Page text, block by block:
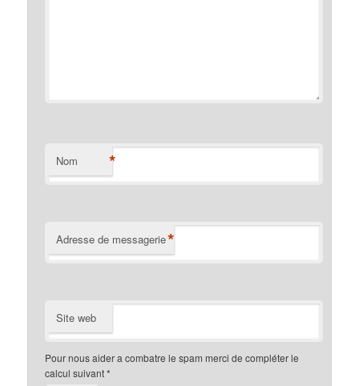
Nom *
Adresse de messagerie*
Site web
Pour nous aider a combatre le spam merci de compléter le
calcul suivant*